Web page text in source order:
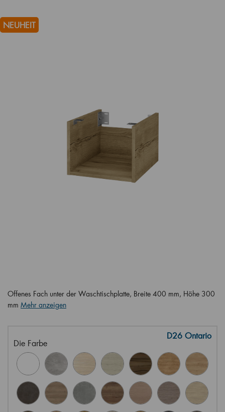
NEUHEIT
Offenes Fach unter der Waschtischplatte, Breite 400 mm, Höhe 300
mm Mehr anzeigen
Die Farbe
D26 Ontario